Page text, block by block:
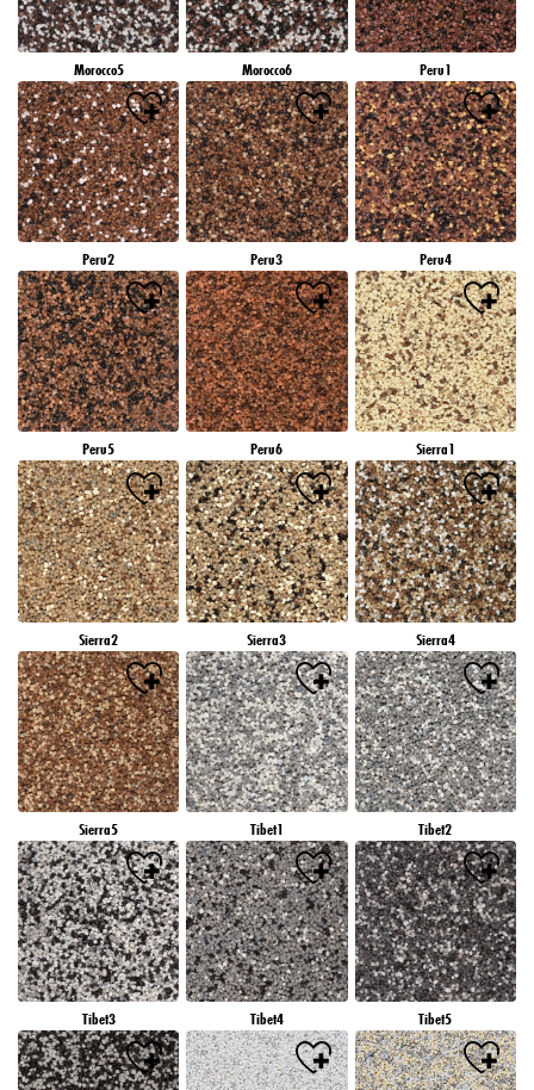
Morocco5 Morocco6 Peru1
Peru2 Peru3 Peru4
Peru5 Peru6 Sierra1
Sierra2 Sierra3 Sierra4
Sierra5 Tibet1 Tibet2
Tibet3 Tibet4 Tibet5